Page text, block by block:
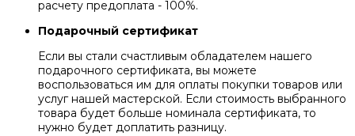
расчету предоплата - 100%.
Подарочный сертификат
Если вы стали счастливым обладателем нашего
подарочного сертификата, вы можете
воспользоваться им для оплаты покупки товаров или
услуг нашей мастерской. Если стоимость выбранного
товара будет больше номинала сертификата, то
нужно будет доплатить разницу.